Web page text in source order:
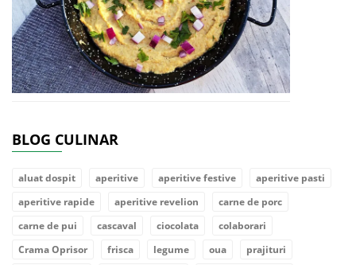
BLOG CULINAR
aluat dospit aperitive aperitive festive
aperitive pasti
aperitive rapide
aperitive revelion
carne de porc
carne de pui
cascaval ciocolata
colaborari
Crama Oprisor
frisca legume oua
prajituri